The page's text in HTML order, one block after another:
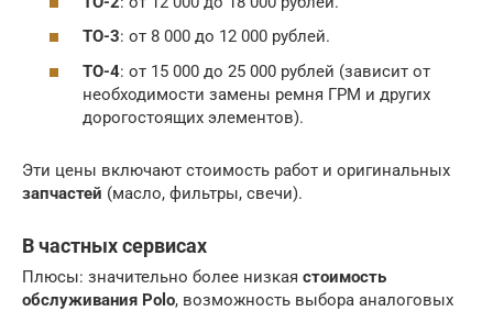
ТО-3: от 8 000 до 12 000 рублей.
ТО-4: от 15 000 до 25 000 рублей (зависит от
необходимости замены ремня ГРМ и других
дорогостоящих элементов).
Эти цены включают стоимость работ и оригинальных
запчастей (масло, фильтры, свечи).
В частных сервисах
Плюсы: значительно более низкая стоимость
обслуживания Polo, возможность выбора аналоговых